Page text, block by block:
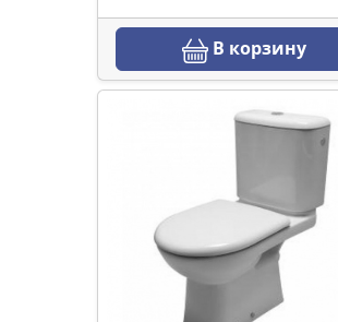
В корзину